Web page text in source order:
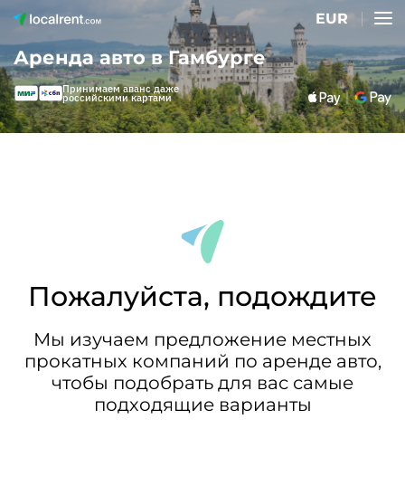
EUR
Аренда авто в Гамбурге
Принимаем аванс даже
российскими картами
Пожалуйста, подождите
Мы изучаем предложение местных
прокатных компаний по аренде авто,
чтобы подобрать для вас самые
подходящие варианты